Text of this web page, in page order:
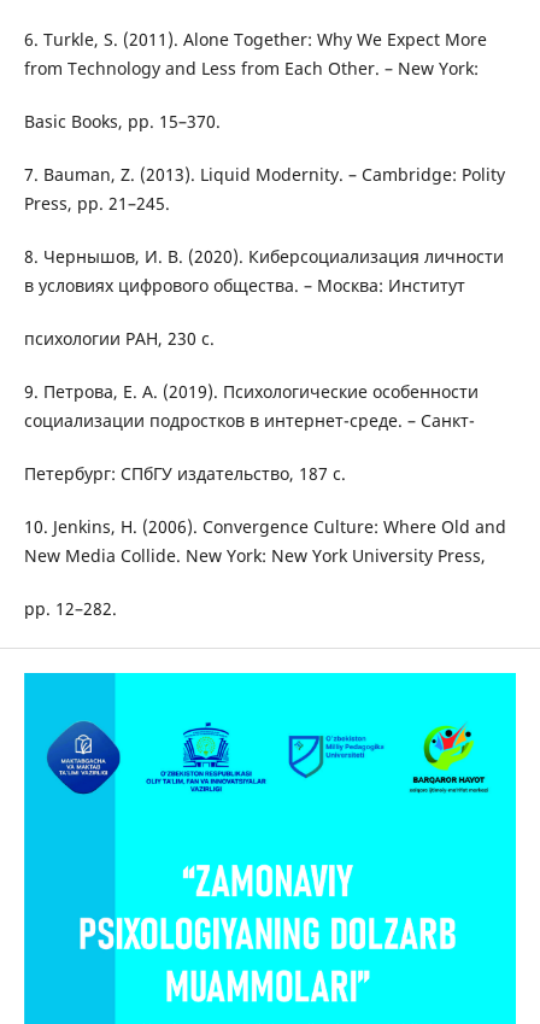
6. Turkle, S. (2011). Alone Together: Why We Expect More
from Technology and Less from Each Other. – New York:
Basic Books, pp. 15–370.
7. Bauman, Z. (2013). Liquid Modernity. – Cambridge: Polity
Press, pp. 21–245.
8. Чернышов, И. В. (2020). Киберсоциализация личности
в условиях цифрового общества. – Москва: Институт
психологии РАН, 230 с.
9. Петрова, Е. А. (2019). Психологические особенности
социализации подростков в интернет-среде. – Санкт-
Петербург: СПбГУ издательство, 187 с.
10. Jenkins, H. (2006). Convergence Culture: Where Old and
New Media Collide. New York: New York University Press,
pp. 12–282.